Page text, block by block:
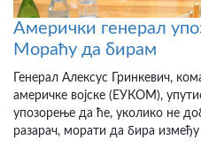
Амерички генерал
Мораћу да бирам
Генерал Алексус Гринкевич,
америчке војске (ЕУКОМ),
упозорење да ће, уколико не
разарач, морати да бира